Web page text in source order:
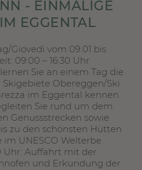
- EINMALIGE
EGGENTAL
Giovedì vom 09.01 bis
09:00 – 16:30 Uhr
Sie an einem Tag die
Obereggen/Ski
im Eggental kennen.
Sie rund um dem
Genussstrecken sowie
zu den schönsten Hütten
UNESCO Welterbe
Uhr: Auffahrt mit der
und Erkundung der